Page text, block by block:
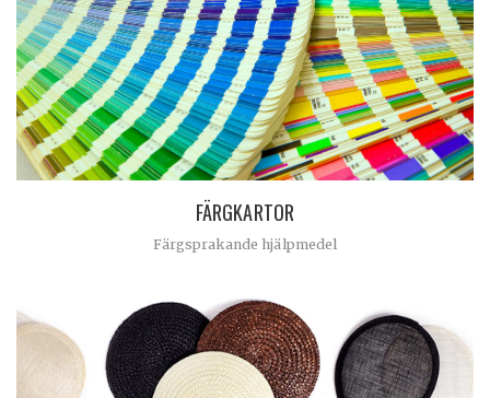
FÄRGKARTOR
Färgsprakande hjälpmedel